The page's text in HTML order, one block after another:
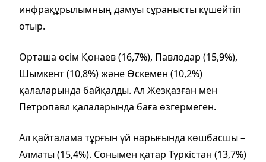
инфрақұрылымның дамуы сұранысты күшейтіп
отыр.
Орташа өсім Қонаев (16,7%), Павлодар (15,9%),
Шымкент (10,8%) және Өскемен (10,2%)
қалаларында байқалды. Ал Жезқазған мен
Петропавл қалаларында баға өзгермеген.
Ал қайталама тұрғын үй нарығында көшбасшы –
Алматы (15,4%). Сонымен қатар Түркістан (13,7%)